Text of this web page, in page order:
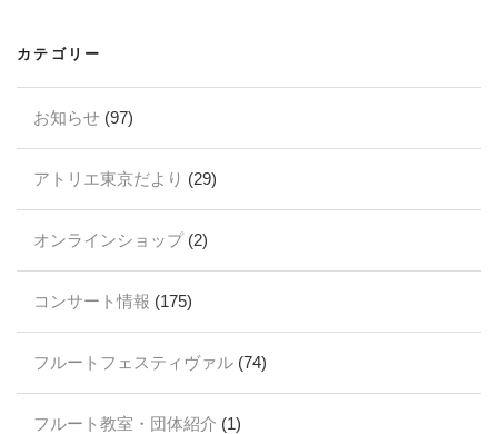
カテゴリー
お知らせ (97)
アトリエ東京だより (29)
オンラインショップ(2)
コンサート情報 (175)
フルートフェスティヴァル (74)
フルート教室・団体紹介 (1)